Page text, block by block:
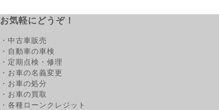
お気軽にどうぞ！
・中古車販売
・自動車の車検
・定期点検・修理
・お車の名義変更
・お車の処分
・お車の買取
・各種ローンクレジット